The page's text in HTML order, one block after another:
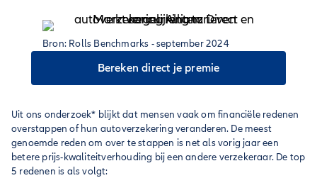
Bron: Rolls Benchmarks - september 2024
Bereken direct je premie
Uit ons onderzoek* blijkt dat mensen vaak om financiële redenen
overstappen of hun autoverzekering veranderen. De meest
genoemde reden om over te stappen is net als vorig jaar een
betere prijs-kwaliteitverhouding bij een andere verzekeraar. De top
5 redenen is als volgt: